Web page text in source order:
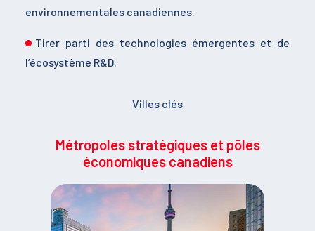
environnementales canadiennes.
Tirer parti des technologies émergentes et de
l’écosystème R&D.
Villes clés
Métropoles stratégiques et pôles
économiques canadiens